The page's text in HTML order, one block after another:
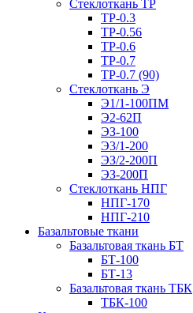
Стеклоткань ТР
ТР-0.3
ТР-0.56
ТР-0.6
ТР-0.7
ТР-0.7 (90)
Стеклоткань Э
Э1/1-100ПМ
Э2-62П
ЭЗ-100
Э3/1-200
ЭЗ/2-200П
ЭЗ-200П
Стеклоткань НПГ
НПГ-170
НПГ-210
Базальтовые ткани
Базальтовая ткань БТ
БТ-100
БТ-13
Базальтовая ткань ТБК
ТБК-100